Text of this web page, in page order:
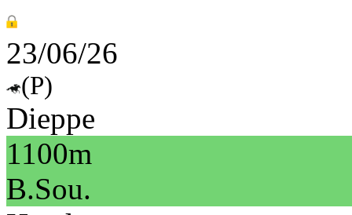
23/06/26
(P)
Dieppe
1100m
B.Sou.